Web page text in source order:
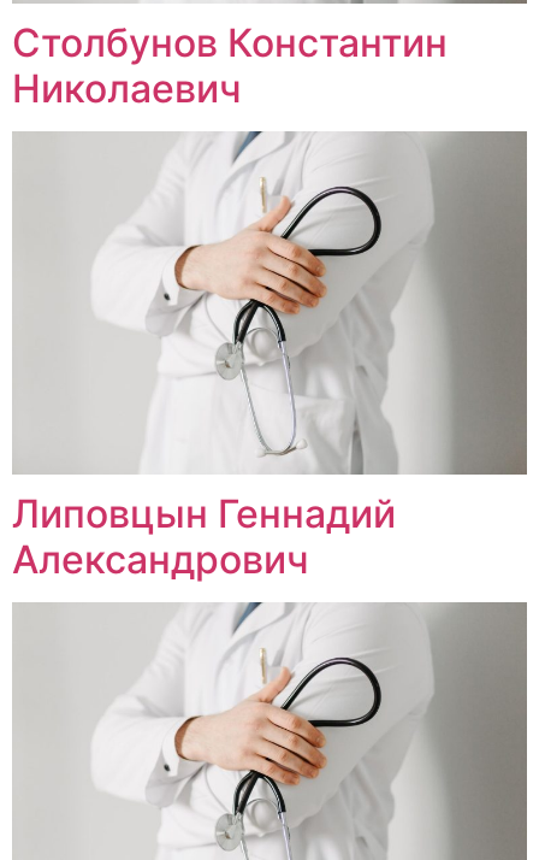
Столбунов Константин
Николаевич
Липовцын Геннадий
Александрович